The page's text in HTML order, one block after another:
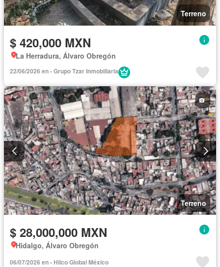
Terreno
$ 420,000 MXN
La Herradura, Álvaro Obregón
22/06/2026 en - Grupo Tzar Inmobiliaria
Terreno
$ 28,000,000 MXN
Hidalgo, Álvaro Obregón
06/07/2026 en - Hilco Global México